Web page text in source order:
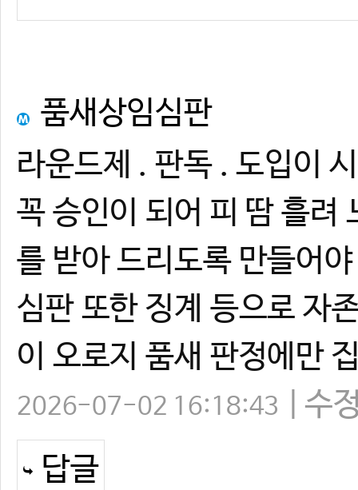
품새상임심판
라운드제 . 판독 . 도입이
꼭 승인이 되어 피 땀 흘려
를 받아 드리도록 만들어
심판 또한 징계 등으로 자
이 오로지 품새 판정에만
2026-07-02 16:18:43
수
답글